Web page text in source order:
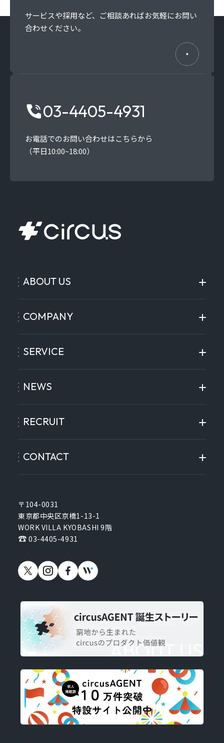
サービスや採用など、 ご相談あればお気軽にお問い
合わせください。
03-4405-4931
お電話でのお問い合わせはこちらから
（平日10:00~18:00）
〒104-0031
東京都中央区京橋1-13-1
WORK VILLA KYOBASHI 9階
03-4405-4931
ABOUT US
COMPANY
SERVICE
NEWS
RECRUIT
CONTACT